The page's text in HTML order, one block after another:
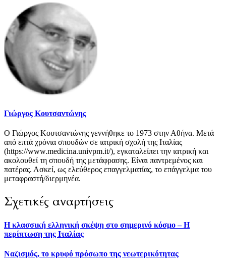
Γιώργος Κουτσαντώνης
Ο Γιώργος Κουτσαντώνης γεννήθηκε το 1973 στην Αθήνα. Μετά
από επτά χρόνια σπουδών σε ιατρική σχολή της Ιταλίας
(https://www.medicina.univpm.it/), εγκαταλείπει την ιατρική και
ακολουθεί τη σπουδή της μετάφρασης. Είναι παντρεμένος και
πατέρας. Ασκεί, ως ελεύθερος επαγγελματίας, το επάγγελμα του
μεταφραστή/διερμηνέα.
Σχετικές αναρτήσεις
Η κλασσική ελληνική σκέψη στο σημερινό κόσμο – Η
περίπτωση της Ιταλίας
Ναζισμός, το κρυφό πρόσωπο της νεωτερικότητας